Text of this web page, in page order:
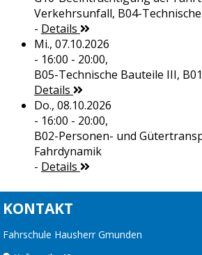
Verkehrsunfall, B04-
- Details
Mi., 07.10.2026
- 16:00 - 20:00,
B05-Technische Bauteile III,
Details
Do., 08.10.2026
- 16:00 - 20:00,
B02-Personen- und
Fahrdynamik
- Details
KONTAKT
Fahrschule Hausherr Gmunden